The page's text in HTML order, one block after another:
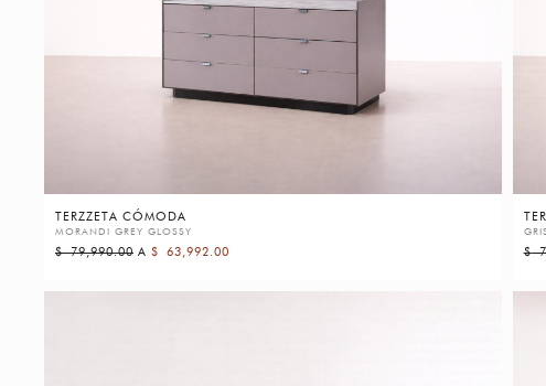
TERZZETA CÓMODA
MORANDI GREY GLOSSY
$79,990.00 A $ 63,992.00 $